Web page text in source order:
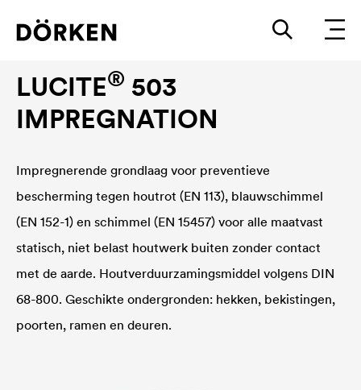
LUCITE® 503
IMPREGNATION
Impregnerende grondlaag voor preventieve
bescherming tegen houtrot (EN 113), blauwschimmel
(EN 152-1) en schimmel (EN 15457) voor alle maatvast
statisch, niet belast houtwerk buiten zonder contact
met de aarde. Houtverduurzamingsmiddel volgens DIN
68-800. Geschikte ondergronden: hekken, bekistingen,
poorten, ramen en deuren.